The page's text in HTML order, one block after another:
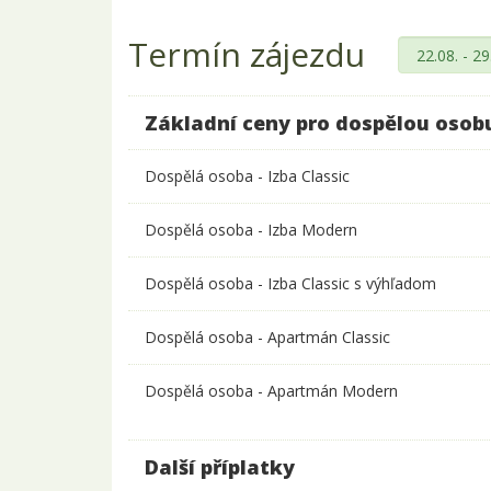
Termín zájezdu
Základní ceny pro dospělou
Dospělá osoba - Izba Classic
Dospělá osoba - Izba Modern
Dospělá osoba - Izba Classic s výhľadom
Dospělá osoba - Apartmán Classic
Dospělá osoba - Apartmán Modern
Další příplatky